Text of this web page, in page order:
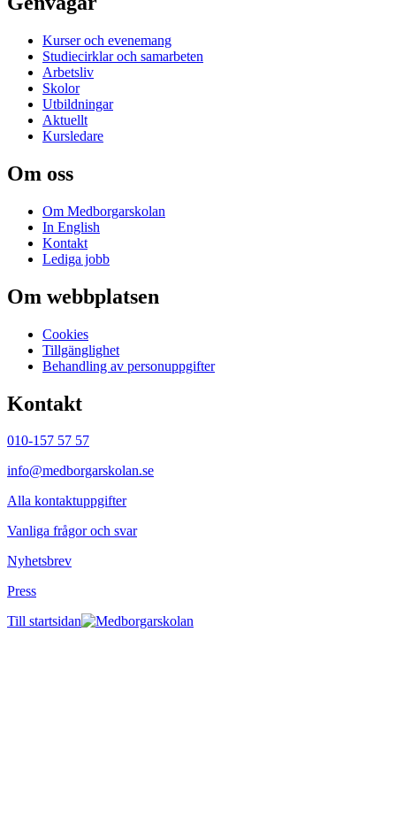
Kurser och evenemang
Studiecirklar och samarbeten
Arbetsliv
Skolor
Utbildningar
Aktuellt
Kursledare
Om oss
Om Medborgarskolan
In English
Kontakt
Lediga jobb
Om webbplatsen
Cookies
Tillgänglighet
Behandling av personuppgifter
Kontakt
010-157 57 57
info@medborgarskolan.se
Alla kontaktuppgifter
Vanliga frågor och svar
Nyhetsbrev
Press
Till startsidan